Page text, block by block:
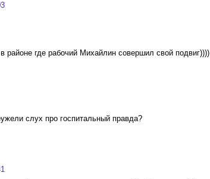
где рабочий Михайлин совершил свой подвиг))))
слух про госпитальный правда?